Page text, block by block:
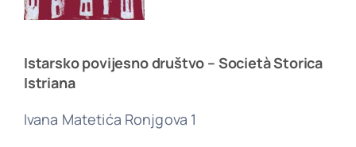
Istarsko povijesno društvo – Società Storica
Istriana
Ivana Matetića Ronjgova 1